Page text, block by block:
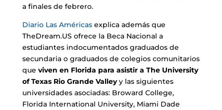
a finales de febrero.
Diario Las Américasexplica además que
TheDream.US ofrece la Beca Nacional a
estudiantes indocumentados graduados de
secundaria o graduados de colegios comunitarios
que viven en Florida para asistir a The University
of Texas Rio Grande Valleyy las siguientes
universidades asociadas: Broward College,
Florida International University, Miami Dade